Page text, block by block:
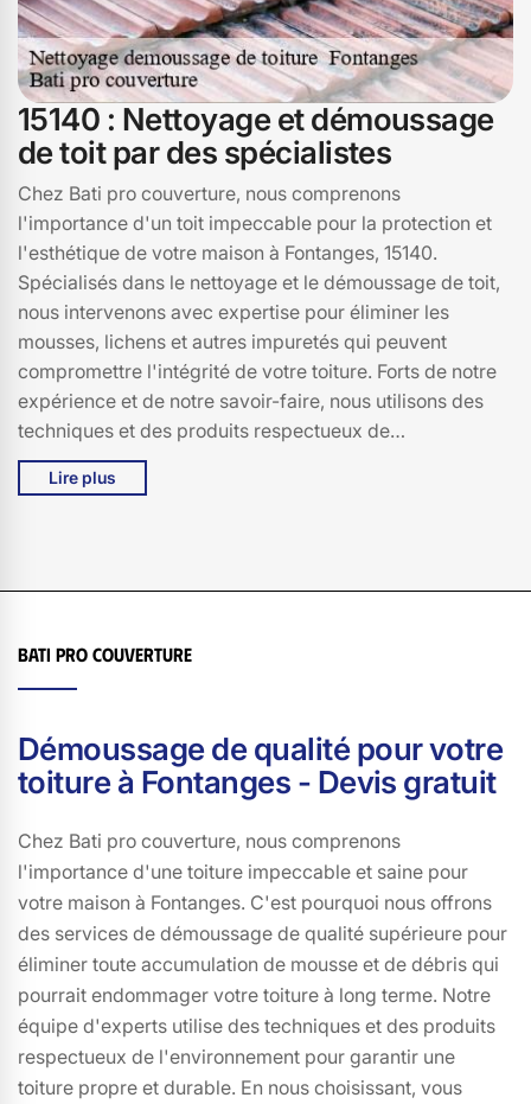
15140 : Nettoyage et démoussage
de toit par des spécialistes
Chez Bati pro couverture, nous comprenons
l'importance d'un toit impeccable pour la protection et
l'esthétique de votre maison à Fontanges, 15140.
Spécialisés dans le nettoyage et le démoussage de toit,
nous intervenons avec expertise pour éliminer les
mousses, lichens et autres impuretés qui peuvent
compromettre l'intégrité de votre toiture. Forts de notre
expérience et de notre savoir-faire, nous utilisons des
techniques et des produits respectueux de
l'environnement pour garantir un résultat durable. Que
ce soit pour un nettoyage préventif ou un démoussage
climatiques de 15140. Parce qu'un toit bien entretenu,
c'est l'assurance d'un foyer protégé et d'une maison
Lire plus
Bati pro couverture
Démoussage de qualité pour votre
toiture à Fontanges - Devis gratuit
Chez Bati pro couverture, nous comprenons
l'importance d'une toiture impeccable et saine pour
votre maison à Fontanges. C'est pourquoi nous offrons
des services de démoussage de qualité supérieure pour
éliminer toute accumulation de mousse et de débris qui
pourrait endommager votre toiture à long terme. Notre
équipe d'experts utilise des techniques et des produits
respectueux de l'environnement pour garantir une
toiture propre et durable. En nous choisissant, vous